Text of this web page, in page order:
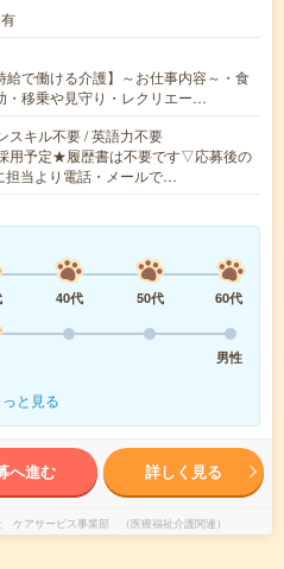
給で働ける介護】～お仕事内容～・食
・移乗や見守り・レクリエー…
スキル不要 / 英語力不要
用予定★履歴書は不要です▽応募後の
担当より電話・メールで…
40代 50代
60代
男性
っと見る
へ進む 詳しく見る
ケアサービス事業部 （医療福祉介護関連）